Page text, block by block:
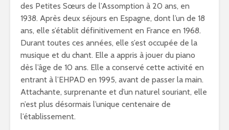
des Petites Sœurs de l’Assomption à 20 ans, en
1938. Après deux séjours en Espagne, dont l’un de 18
ans, elle s’établit définitivement en France en 1968.
Durant toutes ces années, elle s’est occupée de la
musique et du chant. Elle a appris à jouer du piano
dès l’âge de 10 ans. Elle a conservé cette activité en
entrant à l’EHPAD en 1995, avant de passer la main.
Attachante, surprenante et d’un naturel souriant, elle
n’est plus désormais l’unique centenaire de
l’établissement.